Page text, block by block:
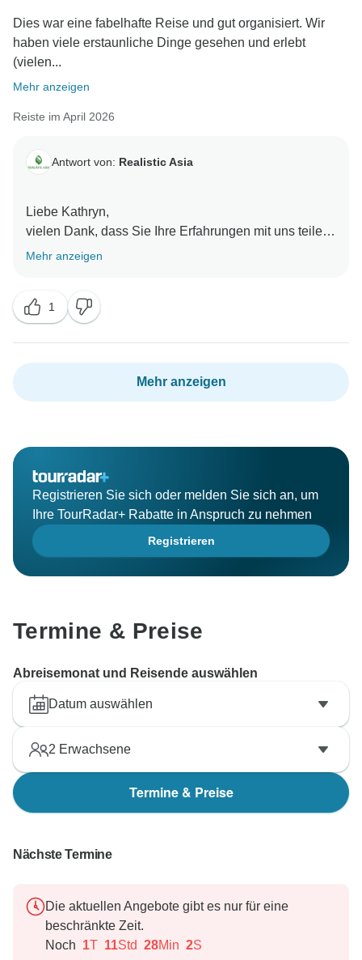
Dies war eine fabelhafte Reise und gut organisiert. Wir
haben viele erstaunliche Dinge gesehen und erlebt
(vielen...
Mehr anzeigen
Reiste im April 2026
Antwort von: Realistic Asia
Liebe Kathryn,
vielen Dank, dass Sie Ihre Erfahrungen mit uns teilen.
Es freut uns sehr zu hören, dass Sie Ihre Reise nach
Reise zu organisieren. Nochmals vielen Dank für Ihr
Vertrauen in unser Unternehmen, und wir hoffen, Sie
bald wiederzusehen!
Mit freundlichen Grüßen,
Mehr anzeigen
1
Mehr anzeigen
Registrieren Sie sich oder melden Sie sich an, um
Ihre TourRadar+ Rabatte in Anspruch zu nehmen
Registrieren
Termine & Preise
Abreisemonat und Reisende auswählen
Datum auswählen
2 Erwachsene
Termine & Preise
Nächste Termine
Die aktuellen Angebote gibt es nur für eine
beschränkte Zeit.
Noch 1T 11Std 27Min 60S